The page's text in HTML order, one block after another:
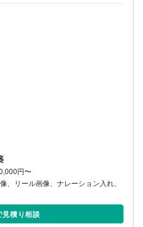
円〜
、リール画像、ナレーション入れ、
見積り相談